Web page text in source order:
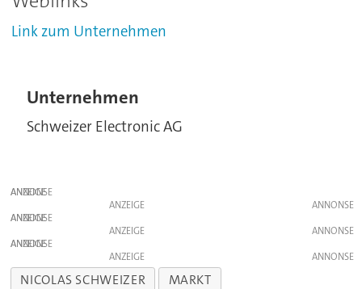
Link zum Unternehmen
Unternehmen
Schweizer Electronic AG
ANZEIGE
ANZEIGE
ANZEIGE
ANZEIGE
ANZEIGE
ANZEIGE
NICOLAS SCHWEIZER
MARKT